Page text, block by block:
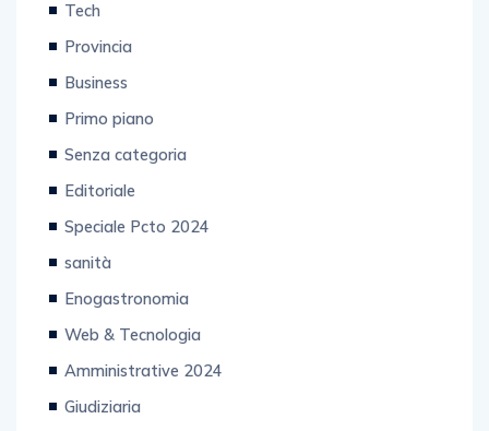
Tech
Provincia
Business
Primo piano
Senza categoria
Editoriale
Speciale Pcto 2024
sanità
Enogastronomia
Web & Tecnologia
Amministrative 2024
Giudiziaria